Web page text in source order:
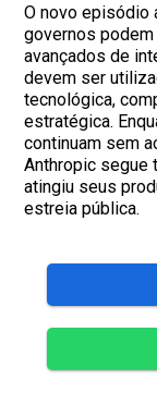
O novo episódio
governos
avançados de
devem ser
tecnológica,
estratégica.
continuam sem
Anthropic segue
atingiu seus
estreia pública.